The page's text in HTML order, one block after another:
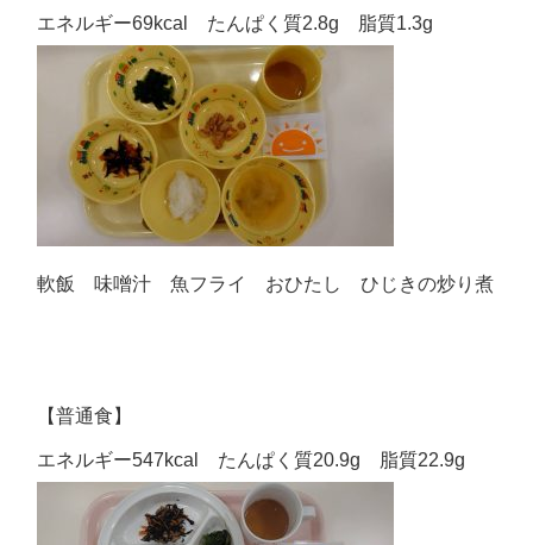
エネルギー69kcal たんぱく質2.8g 脂質1.3g
軟飯 味噌汁 魚フライ おひたし ひじきの炒り煮
【普通食】
エネルギー547kcal たんぱく質20.9g 脂質22.9g